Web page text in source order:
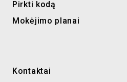
Pirkti kodą
Mokėjimo planai
Kontaktai